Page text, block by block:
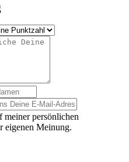
meiner persönlichen
eigenen Meinung.